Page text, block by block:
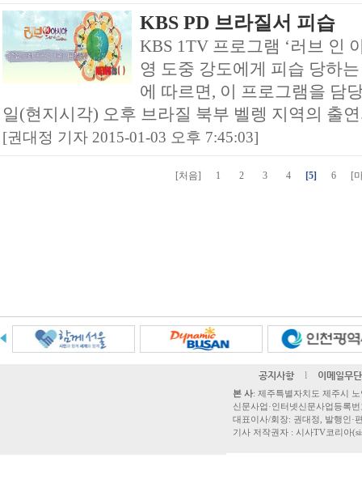
KBS PD 브라질서 피습
KBS 1TV 프로그램 ‘러브 인
영 도중 강도에게 피습 당하
에 따르면, 이 프로그램을 담
일(현지시각) 오후 브라질 북부 벨렝 지역의 출
[권대정 기자 2015-01-03 오후 7:45:03]
[처음] 1 2 3 4 [5] 6 [
공지사항 l 이메일무
본 사: 제주특별자치도 제주시
신문사업·인터넷신문사업등록
대표이사/회장: 권대정, 발행인·
기사 저작권자 : 시사TV코리아